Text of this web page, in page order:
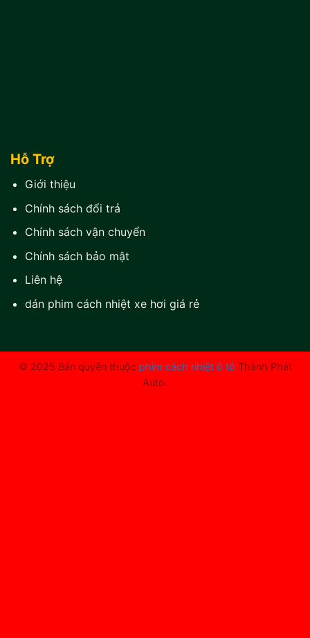
Hỗ Trợ
Giới thiệu
Chính sách đổi trả
Chính sách vận chuyển
Chính sách bảo mật
Liên hệ
dán phim cách nhiệt xe hơi giá rẻ
© 2025 Bản quyền thuộc phim cách nhiệt ô tô Thành Phát
Auto.